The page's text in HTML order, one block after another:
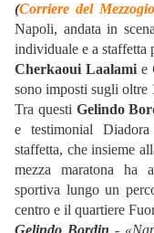
(Corriere del
Napoli, andata in
individuale e a staffetta
Cherkaoui Laalami e
sono imposti sugli oltre
Tra questi Gelindo
e testimonial
staffetta, che insieme
mezza maratona ha
sportiva lungo un
centro e il quartiere